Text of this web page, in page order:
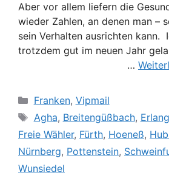
Aber vor allem liefern die
wieder Zahlen, an denen man –
sein Verhalten ausrichten kann.
trotzdem gut im neuen Jahr
…
Kategorien
Franken, Vipmail
Schlagwörter
Agha, Breitengüßbach,
Freie Wähler, Fürth, Hoeneß,
Nürnberg, Pottenstein,
Wunsiedel